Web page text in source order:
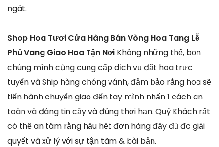
ngát.
Shop Hoa Tươi Cửa Hàng Bán Vòng Hoa Tang Lễ
Phú Vang Giao Hoa Tận Nơi Không những thế, bọn
chúng mình cũng cung cấp dịch vụ đặt hoa trực
tuyến và Ship hàng chóng vánh, đảm bảo rằng hoa sẽ
tiến hành chuyển giao đến tay mình nhấn 1 cách an
toàn và đáng tin cậy và đúng thời hạn. Quý Khách rất
có thể an tâm rằng hầu hết đơn hàng đầy đủ đc giải
quyết và xử lý với sự tận tâm & bài bản.